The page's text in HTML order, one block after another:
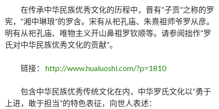
在传承中华民族优秀文化的历程中，晋有“子贡”之称的罗
宪，“湘中琳琅”的罗含。宋有从祀孔庙、朱熹祖师爷罗从彦。
明有从祀孔庙、唯物主义开山鼻祖罗钦顺等。请参阅拙作“罗
氏对中华民族优秀文化的贡献”。
链接： http://www.hualuoshi.com/?p=1810
包含中华民族优秀传统文化在内，中华罗氏文化以“勇于
上进，敢于担当”的特色表征，向世人表述：